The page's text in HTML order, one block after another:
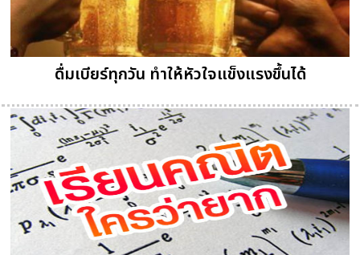
ดื่มเบียร์ทุกวัน ทำให้หัวใจแข็งแรงขึ้นได้